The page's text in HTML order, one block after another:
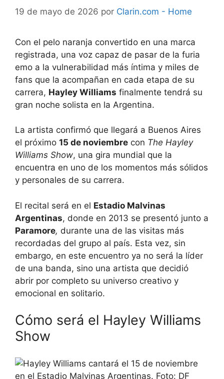
19 de mayo de 2026 por Clarin.com - Home
Con el pelo naranja convertido en una marca
registrada, una voz capaz de pasar de la furia
emo a la vulnerabilidad más íntima y miles de
fans que la acompañan en cada etapa de su
carrera, Hayley Williams finalmente tendrá su
gran noche solista en la Argentina.
La artista confirmó que llegará a Buenos Aires
el próximo 15 de noviembre con The Hayley
Williams Show, una gira mundial que la
encuentra en uno de los momentos más sólidos
y personales de su carrera.
El recital será en el Estadio Malvinas
Argentinas, donde en 2013 se presentó junto a
Paramore, durante una de las visitas más
recordadas del grupo al país. Esta vez, sin
embargo, en este encuentro ya no será la líder
de una banda, sino una artista que decidió
abrir por completo su universo creativo y
emocional en solitario.
Cómo será el Hayley Williams
Show